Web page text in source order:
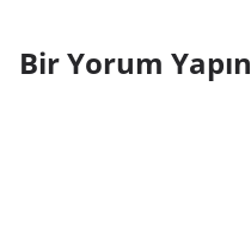
Bir Yorum Yapın